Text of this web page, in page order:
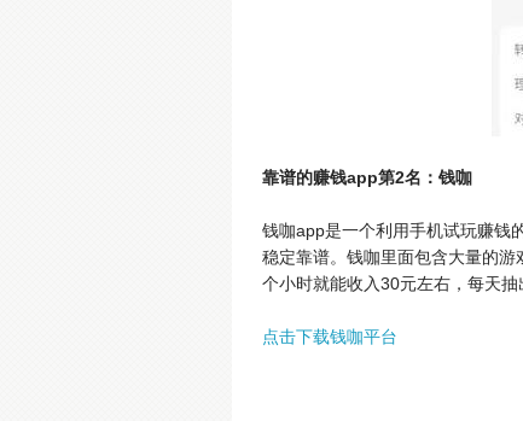
靠谱的赚钱app第2名：钱咖
钱咖app是一个利用手机试玩赚钱
稳定靠谱。钱咖里面包含大量的
个小时就能收入30元左右，每天
点击下载钱咖平台